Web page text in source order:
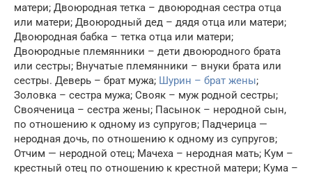
матери; Двоюродная тетка – двоюродная сестра отца
или матери; Двоюродный дед – дядя отца или матери;
Двоюродная бабка – тетка отца или матери;
Двоюродные племянники – дети двоюродного брата
или сестры; Внучатые племянники – внуки брата или
сестры. Деверь – брат мужа; Шурин – брат жены;
Золовка – сестра мужа; Свояк – муж родной сестры;
Свояченица – сестра жены; Пасынок – неродной сын,
по отношению к одному из супругов; Падчерица —
неродная дочь, по отношению к одному из супругов;
Отчим — неродной отец; Мачеха – неродная мать; Кум –
крестный отец по отношению к крестной матери; Кума –